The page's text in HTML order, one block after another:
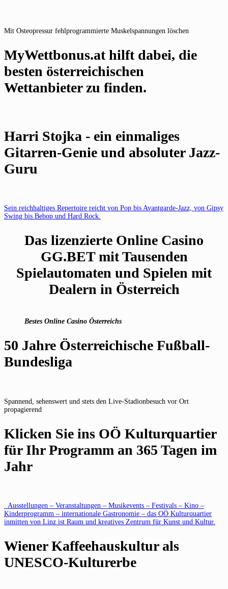
Mit Osteopressur fehlprogrammierte Muskelspannungen löschen
MyWettbonus.at hilft dabei, die
besten österreichischen
Wettanbieter zu finden.
Harri Stojka - ein einmaliges
Gitarren-Genie und absoluter Jazz-
Guru
Sein reichhaltiges Repertoire reicht von Pop bis Avantgarde-Jazz, von Gipsy
Swing bis Bebop und Hard Rock.
Das lizenzierte Online Casino
GG.BET mit Tausenden
Spielautomaten und Spielen mit
Dealern in Österreich
Bestes Online Casino Österreichs
50 Jahre Österreichische Fußball-
Bundesliga
Spannend, sehenswert und stets den Live-Stadionbesuch vor Ort
propagierend
Klicken Sie ins OÖ Kulturquartier
für Ihr Programm an 365 Tagen im
Jahr
Ausstellungen – Veranstaltungen – Musikevents – Festivals – Kino –
Kinderprogramm – internationale Gastronomie – das OÖ Kulturquartier
inmitten von Linz ist Raum und kreatives Zentrum für Kunst und Kultur.
Wiener Kaffeehauskultur als
UNESCO-Kulturerbe